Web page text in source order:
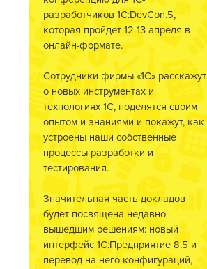
разработчиков 1C:DevCon.5,
которая пройдет 12-13 апреля в
онлайн-формате.
Сотрудники фирмы «1С» расскажут
о новых инструментах и
технологиях 1С, поделятся своим
опытом и знаниями и покажут, как
устроены наши собственные
процессы разработки и
тестирования.
Значительная часть докладов
будет посвящена недавно
вышедшим решениям: новый
интерфейс 1С:Предприятие 8.5 и
перевод на него конфигураций,